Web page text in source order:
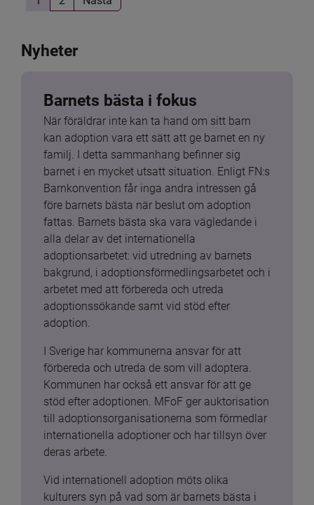
Nyheter
Barnets bästa i fokus
När föräldrar inte kan ta hand om sitt barn
kan adoption vara ett sätt att ge barnet en ny
familj. I detta sammanhang befinner sig
barnet i en mycket utsatt situation. Enligt FN:s
Barnkonvention får inga andra intressen gå
före barnets bästa när beslut om adoption
fattas. Barnets bästa ska vara vägledande i
alla delar av det internationella
adoptionsarbetet: vid utredning av barnets
bakgrund, i adoptionsförmedlingsarbetet och i
arbetet med att förbereda och utreda
adoptionssökande samt vid stöd efter
adoption.
I Sverige har kommunerna ansvar för att
förbereda och utreda de som vill adoptera.
Kommunen har också ett ansvar för att ge
stöd efter adoptionen. MFoF ger auktorisation
till adoptionsorganisationerna som förmedlar
internationella adoptioner och har tillsyn över
deras arbete.
Vid internationell adoption möts olika
kulturers syn på vad som är barnets bästa i